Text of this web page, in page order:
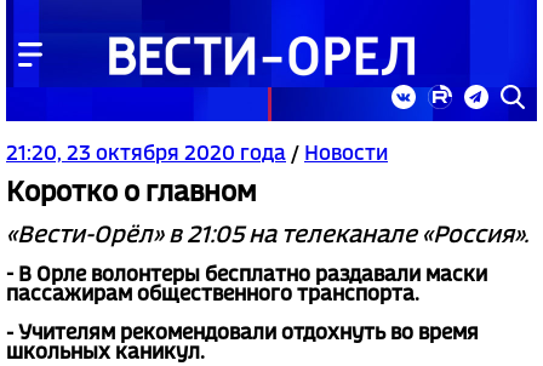
21:20, 23 октября 2020 года / Новости
Коротко о главном
«Вести-Орёл» в 21:05 на телеканале «Россия».
- В Орле волонтеры бесплатно раздавали маски
пассажирам общественного транспорта.
- Учителям рекомендовали отдохнуть во время
школьных каникул.